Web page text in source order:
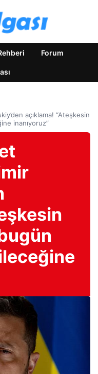
Forum
açıklama! “Ateşkesin
inanıyoruz”